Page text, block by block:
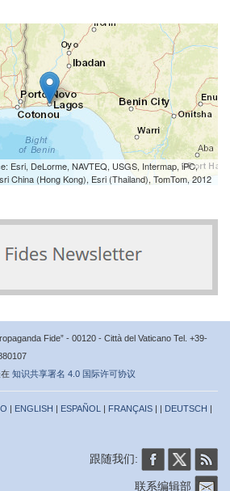
Esri, DeLorme, NAVTEQ, USGS, Intermap, iPC,
China (Hong Kong), Esri (Thailand), TomTom, 2012
Fide” - 00120 - Città del Vaticano Tel. +39-
知识共享署名 4.0 国际许可协议
| ENGLISH | ESPAÑOL | FRANÇAIS | | DEUTSCH |
跟随我们:
联系编辑部